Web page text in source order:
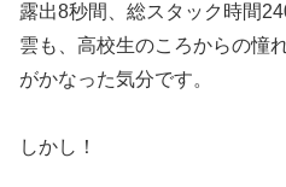
露出8秒間、総スタック時間
雲も、高校生のころからの憧
がかなった気分です。
しかし！